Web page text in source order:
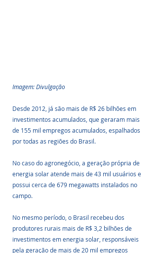
Imagem: Divulgação
Desde 2012, já são mais de R$ 26 bilhões em
investimentos acumulados, que geraram mais
de 155 mil empregos acumulados, espalhados
por todas as regiões do Brasil.
No caso do agronegócio, a geração própria de
energia solar atende mais de 43 mil usuários e
possui cerca de 679 megawatts instalados no
campo.
No mesmo período, o Brasil recebeu dos
produtores rurais mais de R$ 3,2 bilhões de
investimentos em energia solar, responsáveis
pela geração de mais de 20 mil empregos